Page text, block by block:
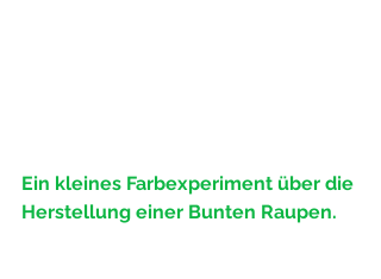
Ein kleines Farbexperiment über die
Herstellung einer Bunten Raupen.